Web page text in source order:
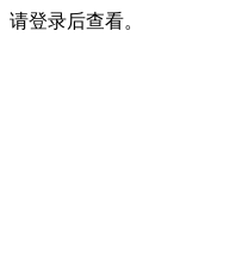
请登录后查看。